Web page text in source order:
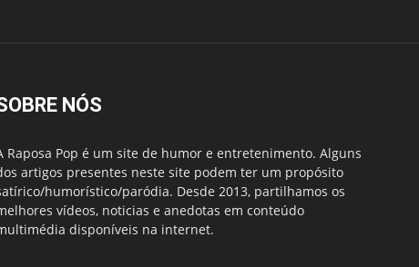
NÓS
Raposa Pop é um site de humor e entretenimento. Alguns
artigos presentes neste site podem ter um propósito
humorístico/paródia. Desde 2013, partilhamos os
vídeos, noticias e anedotas em conteúdo
disponíveis na internet.